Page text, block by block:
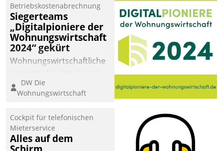
Betriebskostenabrechnung
Siegerteams
„Digitalpioniere der
Wohnungswirtschaft
2024“ gekürt
Wohnungswirtschaftliche
eine digitale Zukunft zu
finden, ist das Ziel des
der
Wohnungswirtschaft“.
Bewerben können sich
DW Die
Wohnungswirtschaft
Cockpit für telefonischen
Mieterservice
Alles auf dem